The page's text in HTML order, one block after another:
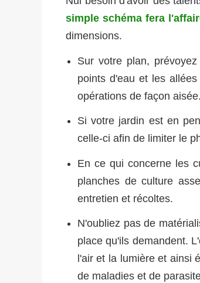
simple schéma fera
dimensions.
Sur votre plan,
points d'eau et les
opérations de façon aisée.
Si votre jardin est en
celle-ci afin de limiter le
En ce qui concerne les
planches de culture
entretien et récoltes.
N'oubliez pas de
place qu'ils demandent.
l'air et la lumière et ainsi
de maladies et de